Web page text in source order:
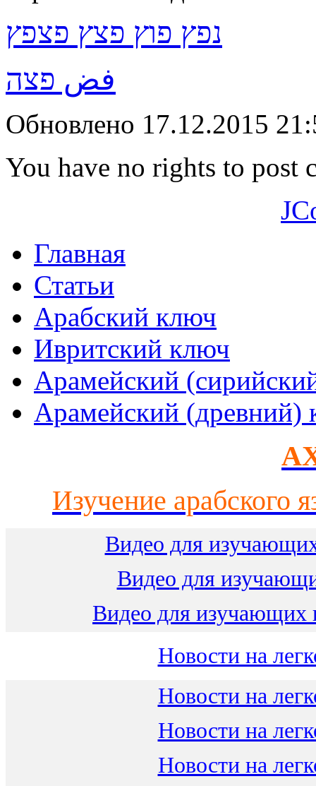
נפץ פוץ פצץ פצפץ
فض פצה
Обновлено 17.12.2015
You have no rights to post
Главная
Статьи
Арабский ключ
Ивритский ключ
Арамейский
Арамейский (древний)
Изучение арабского
Видео для
Видео для
Видео для изучающих
Новости на
Новости на
Новости на
Новости на